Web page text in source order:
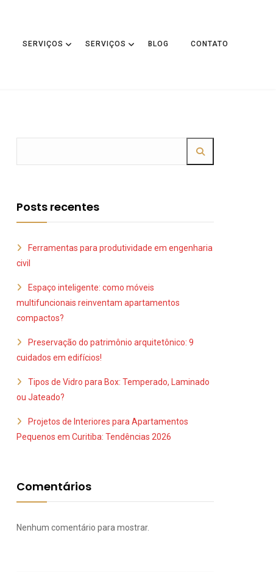
SERVIÇOS SERVIÇOS BLOG CONTATO
Posts recentes
Ferramentas para produtividade em engenharia
civil
Espaço inteligente: como móveis
multifuncionais reinventam apartamentos
compactos?
Preservação do patrimônio arquitetônico: 9
cuidados em edifícios!
Tipos de Vidro para Box: Temperado, Laminado
ou Jateado?
Projetos de Interiores para Apartamentos
Pequenos em Curitiba: Tendências 2026
Comentários
Nenhum comentário para mostrar.